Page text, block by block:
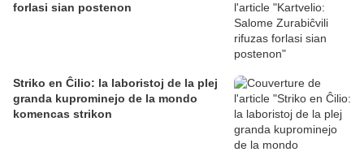
forlasi sian postenon
Striko en Ĉilio: la laboristoj de la plej
granda kuprominejo de la mondo
komencas strikon